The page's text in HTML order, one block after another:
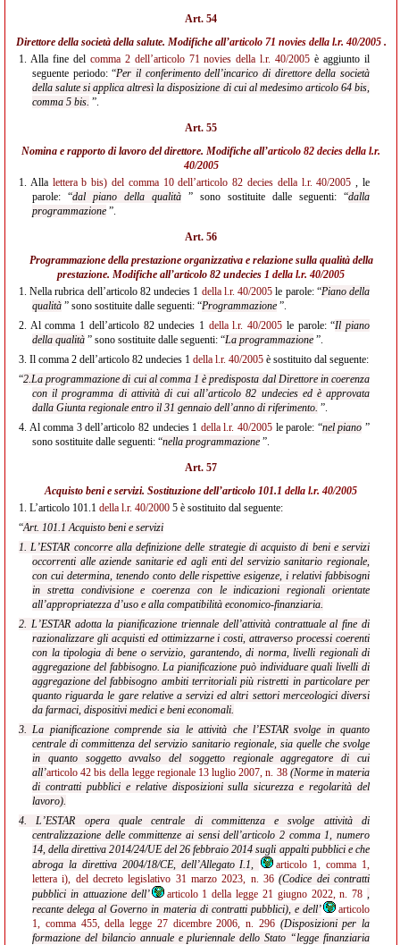
Art. 54
Direttore della società della salute. Modifiche all’articolo 71 novies della l.r. 40/2005.
1. Alla fine del comma 2 dell’articolo 71 novies della l.r. 40/2005 è aggiunto il
seguente periodo: “Per il conferimento dell’incarico di direttore della società
della salute si applica altresì la disposizione di cui al medesimo articolo 64 bis,
comma 5 bis. ”.
Art. 55
Nomina e rapporto di lavoro del direttore. Modifiche all’articolo 82 decies della l.r.
40/2005
1. Alla lettera b bis) del comma 10 dell’articolo 82 decies della l.r. 40/2005 , le
parole: “dal piano della qualità ” sono sostituite dalle seguenti: “dalla
programmazione ”.
Art. 56
Programmazione della prestazione organizzativa e relazione sulla qualità della
prestazione. Modifiche all’articolo 82 undecies 1 della l.r. 40/2005
1. Nella rubrica dell’articolo 82 undecies 1 della l.r. 40/2005 le parole: “Piano della
qualità ” sono sostituite dalle seguenti: “Programmazione ”.
2. Al comma 1 dell’articolo 82 undecies 1 della l.r. 40/2005 le parole: “Il piano
della qualità ” sono sostituite dalle seguenti: “La programmazione ”.
3. Il comma 2 dell’articolo 82 undecies 1 della l.r. 40/2005 è sostituito dal seguente:
“2.La programmazione di cui al comma 1 è predisposta dal Direttore in coerenza
con il programma di attività di cui all’articolo 82 undecies ed è approvata
dalla Giunta regionale entro il 31 gennaio dell’anno di riferimento. ”.
4. Al comma 3 dell’articolo 82 undecies 1 della l.r. 40/2005 le parole: “nel piano ”
sono sostituite dalle seguenti: “nella programmazione ”.
Art. 57
Acquisto beni e servizi. Sostituzione dell’articolo 101.1 della l.r. 40/2005
1. L’articolo 101.1 della l.r. 40/2000 5 è sostituito dal seguente:
“Art. 101.1 Acquisto beni e servizi
1. L’ESTAR concorre alla definizione delle strategie di acquisto di beni e servizi
occorrenti alle aziende sanitarie ed agli enti del servizio sanitario regionale,
con cui determina, tenendo conto delle rispettive esigenze, i relativi fabbisogni
in stretta condivisione e coerenza con le indicazioni regionali orientate
all’appropriatezza d’uso e alla compatibilità economico-finanziaria.
2. L’ESTAR adotta la pianificazione triennale dell’attività contrattuale al fine di
razionalizzare gli acquisti ed ottimizzarne i costi, attraverso processi coerenti
con la tipologia di bene o servizio, garantendo, di norma, livelli regionali di
aggregazione del fabbisogno. La pianificazione può individuare quali livelli di
aggregazione del fabbisogno ambiti territoriali più ristretti in particolare per
quanto riguarda le gare relative a servizi ed altri settori merceologici diversi
da farmaci, dispositivi medici e beni economali.
3. La pianificazione comprende sia le attività che l’ESTAR svolge in quanto
centrale di committenza del servizio sanitario regionale, sia quelle che svolge
in quanto soggetto avvalso del soggetto regionale aggregatore di cui
all’articolo 42 bis della legge regionale 13 luglio 2007, n. 38 (Norme in materia
di contratti pubblici e relative disposizioni sulla sicurezza e regolarità del
lavoro).
4. L’ESTAR opera quale centrale di committenza e svolge attività di
centralizzazione delle committenze ai sensi dell’articolo 2 comma 1, numero
14, della direttiva 2014/24/UE del 26 febbraio 2014 sugli appalti pubblici e che
abroga la direttiva 2004/18/CE, dell’Allegato I.1,
articolo 1, comma 1,
lettera i), del decreto legislativo 31 marzo 2023, n. 36 (Codice dei contratti
pubblici in attuazione dell’
articolo 1 della legge 21 giugno 2022, n. 78 ,
recante delega al Governo in materia di contratti pubblici), e dell’
articolo
1, comma 455, della legge 27 dicembre 2006, n. 296 (Disposizioni per la
formazione del bilancio annuale e pluriennale dello Stato “legge finanziaria